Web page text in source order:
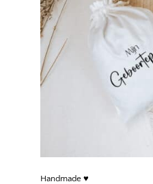
Handmade ♥